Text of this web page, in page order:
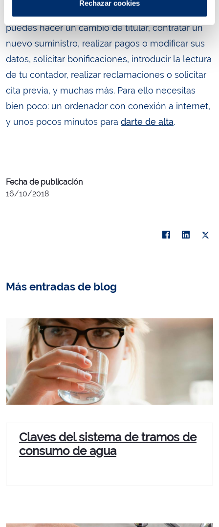
Rechazar cookies
puedes hacer un cambio de titular, contratar un
nuevo suministro, realizar pagos o modificar sus
datos, solicitar bonificaciones, introducir la lectura
de tu contador, realizar reclamaciones o solicitar
cita previa, y muchas más. Para ello necesitas
bien poco: un ordenador con conexión a internet,
y unos pocos minutos para darte de alta.
Fecha de publicación
16/10/2018
Más entradas de blog
Claves del sistema de tramos de
consumo de agua